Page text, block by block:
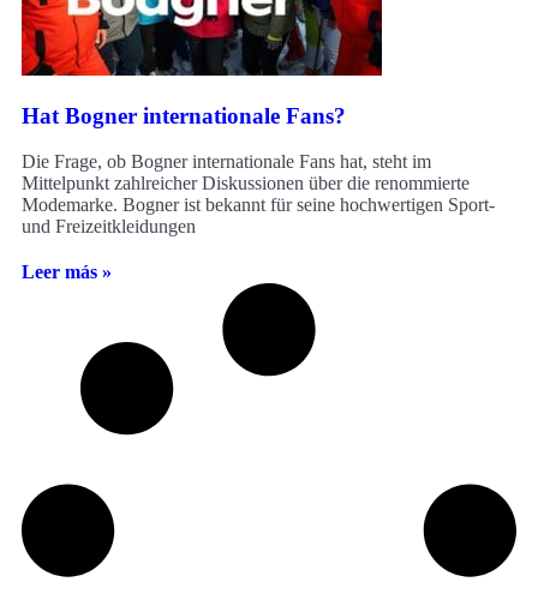
Hat Bogner internationale Fans?
Die Frage, ob Bogner internationale Fans hat, steht im
Mittelpunkt zahlreicher Diskussionen über die renommierte
Modemarke. Bogner ist bekannt für seine hochwertigen Sport-
und Freizeitkleidungen
Leer más »